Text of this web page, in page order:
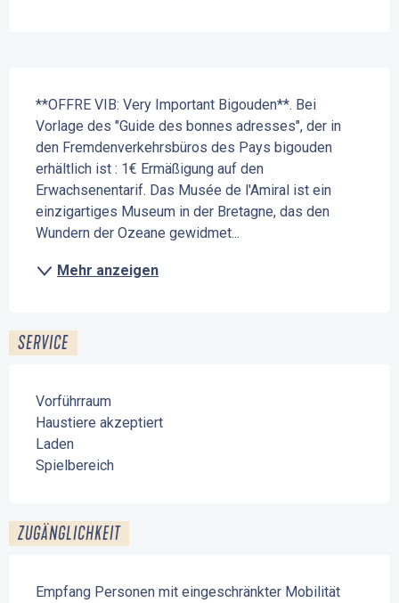
**OFFRE VIB: Very Important Bigouden**. Bei
Vorlage des "Guide des bonnes adresses", der in
den Fremdenverkehrsbüros des Pays bigouden
erhältlich ist : 1€ Ermäßigung auf den
Erwachsenentarif. Das Musée de l'Amiral ist ein
einzigartiges Museum in der Bretagne, das den
Wundern der Ozeane gewidmet...
Mehr anzeigen
SERVICE
Vorführraum
Haustiere akzeptiert
Laden
Spielbereich
ZUGÄNGLICHKEIT
Empfang Personen mit eingeschränkter Mobilität